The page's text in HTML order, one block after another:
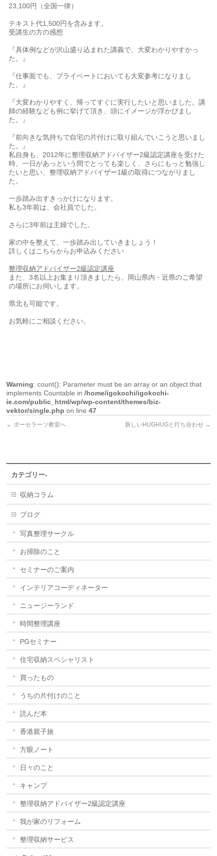
23,100円（全国一律）
テキスト代1,500円を含みます。
受講生の方の感想
『具体例などが沢山盛り込まれた講義で、大変わかりやすかっ
た。』
『仕事面でも、プライベートにおいても大変参考になりまし
た。』
『大変わかりやすく、帰ってすぐに実行したいと思いました。講
師の経験なども例に挙げて頂き、頭にイメージが浮かびまし
た。』
『前向きな気持ちで自宅の片付けに取り組んでいこうと思いまし
た。』
私自身も、2012年に整理収納アドバイザー2級認定講座を受けた
時、一日があっという間でとっても楽しく、さらにもっと勉強し
たいと思い、整理収納アドバイザー1級の取得につながりまし
た。
一歩踏み出すきっかけになります。
私も3年前は、会社員でした。
さらに3年前は主婦でした。
家の中を整えて、一歩踏み出していきましょう！
詳しくはこちらからお申込みください
整理収納アドバイザー2級認定講座
また、3名以上お集まり頂きましたら、岡山県内・近県のご希望
の場所にお伺いします。
県北も可能です。
お気軽にご相談ください。
Warning: count(): Parameter must be an array or an object that
implements Countable in/home/igokochi/igokochi-
ie.com/public_html/wp/wp-content/themes/biz-
vektor/single.php on line47
← ポーセラーツ教室へ 新しいHUGHUGと打ち合わせ →
カテゴリー-
収納コラム
ブログ
写真整理サークル
お掃除のこと
セミナーのご案内
インテリアコーディネーター
ニュージーランド
時間整理講座
PGセミナー
住宅収納スペシャリスト
買ったもの
うちの片付けのこと
読んだ本
香港親子旅
方眼ノート
日々のこと
キャンプ
整理収納アドバイザー2級認定講座
我が家のリフォーム
整理収納サービス